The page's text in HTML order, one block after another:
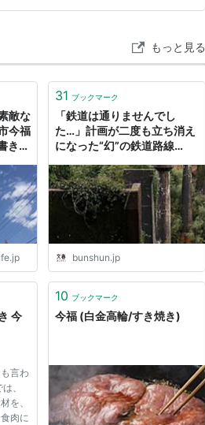
もっと見る
敵な
今福
きな
31 ブックマーク
「鉄道は通りませんでし
た…」計画が二度も立ち消え
になった“幻”の鉄道路線
みた | 移動編集部 | 文春オン
ライン
bunshun.jp
今
言わ
、
を、
肉に
10 ブックマーク
今福 (白金高輪/すき焼き)